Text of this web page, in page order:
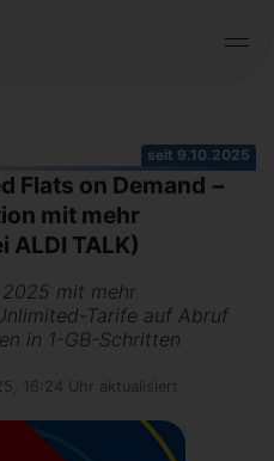
seit 9.10.2025
Flats on Demand −
mit mehr
ALDI TALK)
mit mehr
Tarife auf Abruf
in 1-GB-Schritten
16:24 Uhr aktualisiert